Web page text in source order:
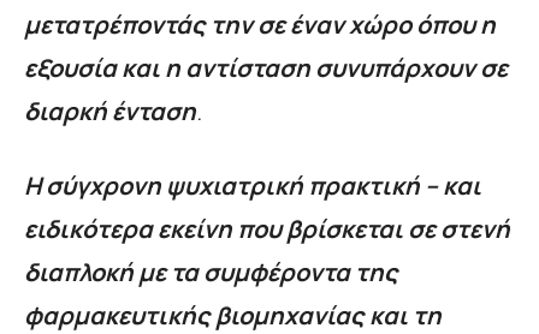
μετατρέποντάς την σε έναν χώρο όπου η
εξουσία και η αντίσταση συνυπάρχουν σε
διαρκή ένταση.
Η σύγχρονη ψυχιατρική πρακτική – και
ειδικότερα εκείνη που βρίσκεται σε στενή
διαπλοκή με τα συμφέροντα της
φαρμακευτικής βιομηχανίας και τη